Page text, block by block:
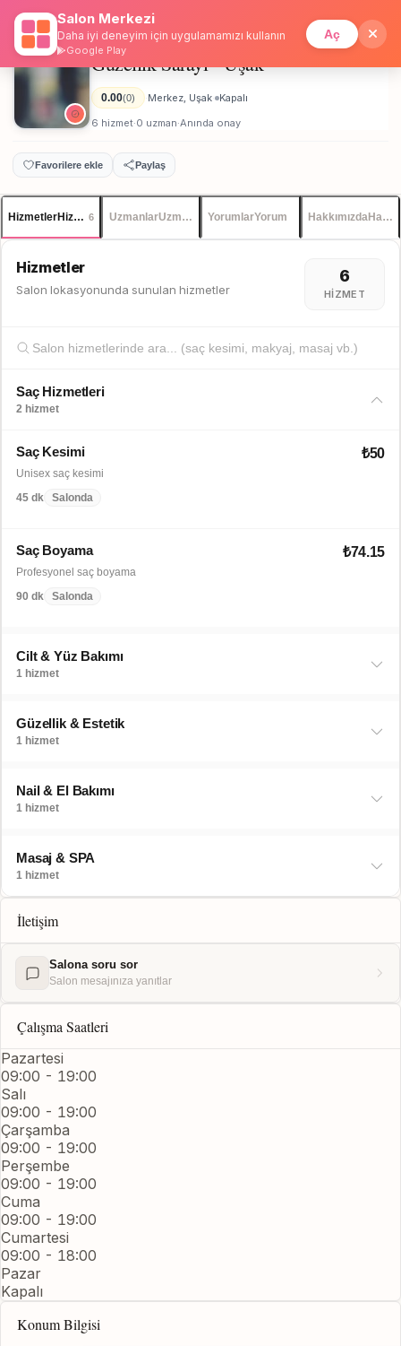
İstanbul Giriş Üye Ol
Anasayfa / Uşak / Güzellik Sarayı - Uşak
Güzellik Sarayı - Uşak
0.00(0) ·Merkez, Uşak· Kapalı
6 hizmet·0 uzman·Anında onay
Favorilere ekle Paylaş
HizmetlerHizmetler
6 UzmanlarUzmanlar YorumlarYorum Hakkımızda
Hizmetler
Salon lokasyonunda sunulan hizmetler
6
HIZMET
Saç Hizmetleri
2 hizmet
Saç Kesimi
Unisex saç kesimi
45 dk
Salonda
₺50
Saç Boyama
Profesyonel saç boyama
90 dk
Salonda
₺74.15
Cilt & Yüz Bakımı
1 hizmet
Güzellik & Estetik
1 hizmet
Nail & El Bakımı
1 hizmet
Masaj & SPA
1 hizmet
İletişim
Salona soru sor
Salon mesajınıza yanıtlar
Çalışma Saatleri
Pazartesi
09:00 - 19:00
Salı
09:00 - 19:00
Çarşamba
09:00 - 19:00
Perşembe
09:00 - 19:00
Cuma
09:00 - 19:00
Cumartesi
09:00 - 18:00
Pazar
Kapalı
Konum Bilgisi
Salon Merkezi
Daha iyi deneyim için uygulamamızı kullanın
Google Play
Aç